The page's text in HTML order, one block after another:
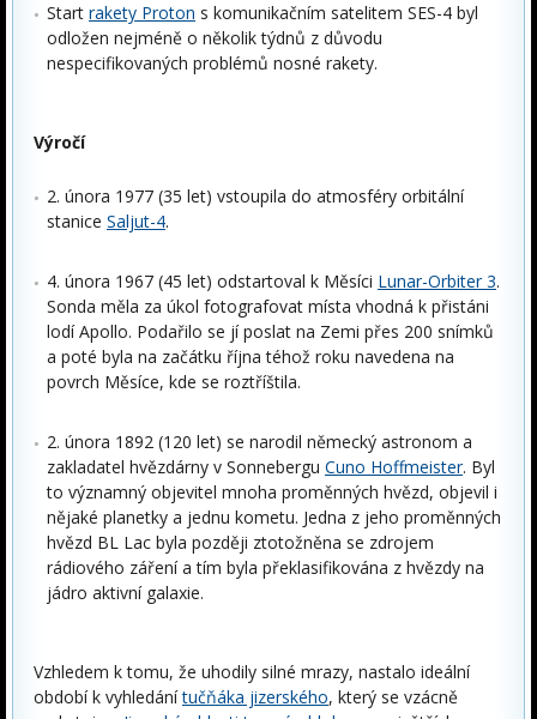
Start rakety Proton s komunikačním satelitem SES-4 byl
odložen nejméně o několik týdnů z důvodu
nespecifikovaných problémů nosné rakety.
Výročí
2. února 1977 (35 let) vstoupila do atmosféry orbitální
stanice Saljut-4.
4. února 1967 (45 let) odstartoval k Měsíci Lunar-Orbiter 3.
Sonda měla za úkol fotografovat místa vhodná k přistáni
lodí Apollo. Podařilo se jí poslat na Zemi přes 200 snímků
a poté byla na začátku října téhož roku navedena na
povrch Měsíce, kde se roztříštila.
2. února 1892 (120 let) se narodil německý astronom a
zakladatel hvězdárny v Sonnebergu Cuno Hoffmeister. Byl
to významný objevitel mnoha proměnných hvězd, objevil i
nějaké planetky a jednu kometu. Jedna z jeho proměnných
hvězd BL Lac byla později ztotožněna se zdrojem
rádiového záření a tím byla překlasifikována z hvězdy na
jádro aktivní galaxie.
Vzhledem k tomu, že uhodily silné mrazy, nastalo ideální
období k vyhledánítučňáka jizerského, který se vzácně